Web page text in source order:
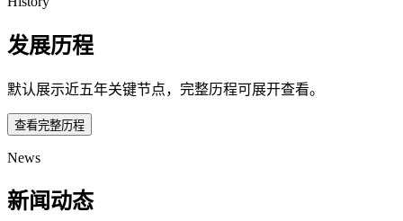
发展历程
默认展示近五年关键节点，完整历程可展开查看。
查看完整历程
News
新闻动态